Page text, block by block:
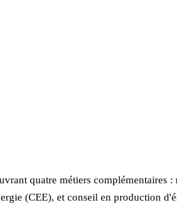
quatre métiers complémentaires
(CEE), et conseil en production